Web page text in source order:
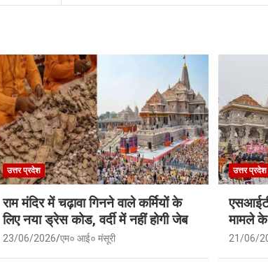
उत्तर प्रदेश
राम मंदिर में चढ़ावा गिनने वाले कर्मियों के
लिए नया ड्रेस कोड, वर्दी में नहीं होगी जेब
23/06/2026 एम० आई० मंसूरी
उत्तर प्रदेश
मामले
21/06/